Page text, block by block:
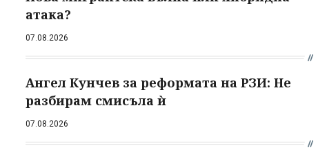
атака?
07.08.2026
Ангел Кунчев за реформата на РЗИ: Не
разбирам смисъла ѝ
07.08.2026